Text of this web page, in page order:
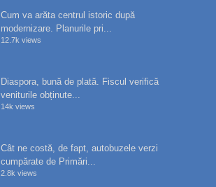
Cum va arăta centrul istoric după
modernizare. Planurile pri...
12.7k views
Diaspora, bună de plată. Fiscul verifică
veniturile obținute...
14k views
Cât ne costă, de fapt, autobuzele verzi
cumpărate de Primări...
2.8k views